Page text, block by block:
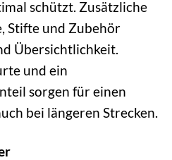
schützt. Zusätzliche
Stifte und Zubehör
Übersichtlichkeit.
und ein
sorgen für einen
bei längeren Strecken.